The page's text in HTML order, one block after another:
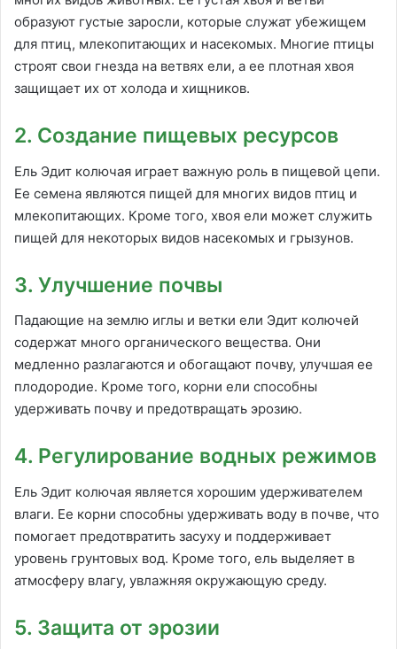
образуют густые заросли, которые служат убежищем
для птиц, млекопитающих и насекомых. Многие птицы
строят свои гнезда на ветвях ели, а ее плотная хвоя
защищает их от холода и хищников.
2. Создание пищевых ресурсов
Ель Эдит колючая играет важную роль в пищевой цепи.
Ее семена являются пищей для многих видов птиц и
млекопитающих. Кроме того, хвоя ели может служить
пищей для некоторых видов насекомых и грызунов.
3. Улучшение почвы
Падающие на землю иглы и ветки ели Эдит колючей
содержат много органического вещества. Они
медленно разлагаются и обогащают почву, улучшая ее
плодородие. Кроме того, корни ели способны
удерживать почву и предотвращать эрозию.
4. Регулирование водных режимов
Ель Эдит колючая является хорошим удерживателем
влаги. Ее корни способны удерживать воду в почве, что
помогает предотвратить засуху и поддерживает
уровень грунтовых вод. Кроме того, ель выделяет в
атмосферу влагу, увлажняя окружающую среду.
5. Защита от эрозии